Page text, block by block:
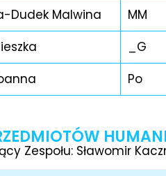
Dudek Malwina
MM
_G
Po
Zespołu: Sławomir